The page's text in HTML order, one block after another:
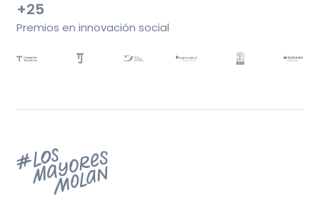
+25
Premios en innovación social